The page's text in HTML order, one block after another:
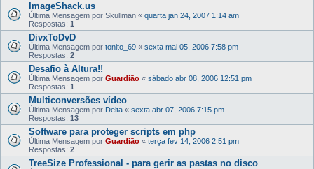
ImageShack.us
Última Mensagem por Skullman « quarta jan 24, 2007 1:14 am
Respostas: 1
DivxToDvD
Última Mensagem por tonito_69 « sexta mai 05, 2006 7:58 pm
Respostas: 2
Desafio à Altura!!
Última Mensagem por Guardião « sábado abr 08, 2006 12:51 pm
Respostas: 1
Multiconversões vídeo
Última Mensagem por Delta « sexta abr 07, 2006 7:15 pm
Respostas: 13
Software para proteger scripts em php
Última Mensagem por Guardião « terça fev 14, 2006 2:51 pm
Respostas: 2
TreeSize Professional - para gerir as pastas no disco